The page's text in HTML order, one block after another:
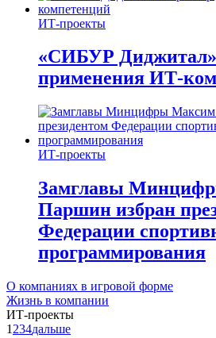
ИТ-проекты
«СИБУР
применения ИТ-
ИТ-проекты
Замглавы
Паршин избран
Федерации
программирования
О компаниях в игровой форме
Жизнь в компании
ИТ-проекты
1 234дальше